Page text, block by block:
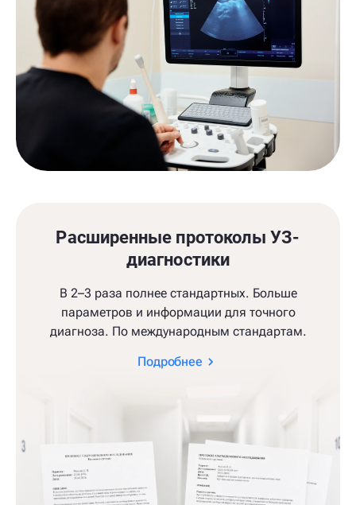
Расширенные протоколы УЗ-
диагностики
В 2–3 раза полнее стандартных. Больше
параметров и информации для точного
диагноза. По международным стандартам.
Подробнее